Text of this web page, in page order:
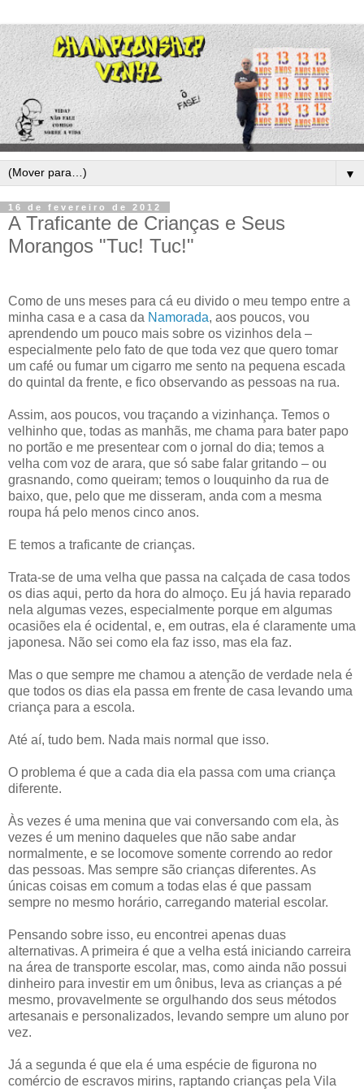
▼
16 de fevereiro de 2012
A Traficante de Crianças e Seus
Morangos "Tuc! Tuc!"
Como de uns meses para cá eu divido o meu tempo entre a
minha casa e a casa da Namorada, aos poucos, vou
aprendendo um pouco mais sobre os vizinhos dela –
especialmente pelo fato de que toda vez que quero tomar
um café ou fumar um cigarro me sento na pequena escada
do quintal da frente, e fico observando as pessoas na rua.
Assim, aos poucos, vou traçando a vizinhança. Temos o
velhinho que, todas as manhãs, me chama para bater papo
no portão e me presentear com o jornal do dia; temos a
velha com voz de arara, que só sabe falar gritando – ou
grasnando, como queiram; temos o louquinho da rua de
baixo, que, pelo que me disseram, anda com a mesma
roupa há pelo menos cinco anos.
E temos a traficante de crianças.
Trata-se de uma velha que passa na calçada de casa todos
os dias aqui, perto da hora do almoço. Eu já havia reparado
nela algumas vezes, especialmente porque em algumas
ocasiões ela é ocidental, e, em outras, ela é claramente uma
japonesa. Não sei como ela faz isso, mas ela faz.
Mas o que sempre me chamou a atenção de verdade nela é
que todos os dias ela passa em frente de casa levando uma
criança para a escola.
Até aí, tudo bem. Nada mais normal que isso.
O problema é que a cada dia ela passa com uma criança
diferente.
Às vezes é uma menina que vai conversando com ela, às
vezes é um menino daqueles que não sabe andar
normalmente, e se locomove somente correndo ao redor
das pessoas. Mas sempre são crianças diferentes. As
únicas coisas em comum a todas elas é que passam
sempre no mesmo horário, carregando material escolar.
Pensando sobre isso, eu encontrei apenas duas
alternativas. A primeira é que a velha está iniciando carreira
na área de transporte escolar, mas, como ainda não possui
dinheiro para investir em um ônibus, leva as crianças a pé
mesmo, provavelmente se orgulhando dos seus métodos
artesanais e personalizados, levando sempre um aluno por
vez.
Já a segunda é que ela é uma espécie de figurona no
comércio de escravos mirins, raptando crianças pela Vila